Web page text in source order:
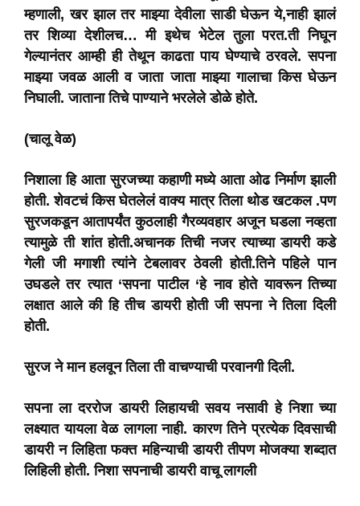
म्हणाली, खर झाल तर माझ्या देवीला साडी घेऊन ये,नाही झालं
तर शिव्या देशीलच… मी इथेच भेटेल तुला परत.ती निघून
गेल्यानंतर आम्ही ही तेथून काढता पाय घेण्याचे ठरवले. सपना
माझ्या जवळ आली व जाता जाता माझ्या गालाचा किस घेऊन
निघाली. जाताना तिचे पाण्याने भरलेले डोळे होते.
(चालू वेळ)
निशाला हि आता सुरजच्या कहाणी मध्ये आता ओढ निर्माण झाली
होती. शेवटचं किस घेतलेलं वाक्य मात्र तिला थोड खटकल .पण
सुरजकडून आतापर्यंत कुठलाही गैरव्यवहार अजून घडला नव्हता
त्यामुळे ती शांत होती.अचानक तिची नजर त्याच्या डायरी कडे
गेली जी मगाशी त्यांने टेबलावर ठेवली होती.तिने पहिले पान
उघडले तर त्यात ‘सपना पाटील ‘हे नाव होते यावरून तिच्या
लक्षात आले की हि तीच डायरी होती जी सपना ने तिला दिली
होती.
सुरज ने मान हलवून तिला ती वाचण्याची परवानगी दिली.
सपना ला दररोज डायरी लिहायची सवय नसावी हे निशा च्या
लक्ष्यात यायला वेळ लागला नाही. कारण तिने प्रत्येक दिवसाची
डायरी न लिहिता फक्त महिन्याची डायरी तीपण मोजक्या शब्दात
लिहिली होती. निशा सपनाची डायरी वाचू लागली